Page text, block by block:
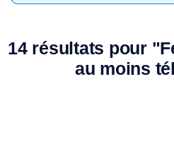
14 résultats pour
au moins